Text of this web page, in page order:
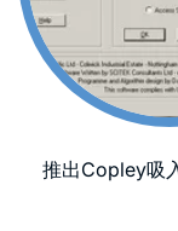
推出Copley吸